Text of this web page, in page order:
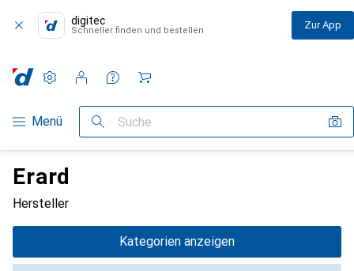
digitec
Schneller finden und bestellen Zur App
Navigation nach Kategorien
Menü Suche
Einstellungen
Kundenkonto
Vergleichslisten
Merklisten
Warenkorb
Erard
Hersteller
Kategorien anzeigen